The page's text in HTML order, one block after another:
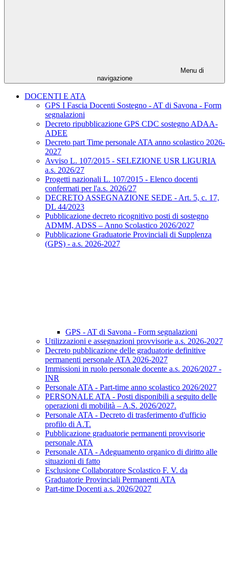
Menu di
navigazione
DOCENTI E ATA
GPS I Fascia Docenti Sostegno - AT di Savona - Form
segnalazioni
Decreto ripubblicazione GPS CDC sostegno ADAA-
ADEE
Decreto part Time personale ATA anno scolastico 2026-
2027
Avviso L. 107/2015 - SELEZIONE USR LIGURIA
a.s. 2026/27
Progetti nazionali L. 107/2015 - Elenco docenti
confermati per l'a.s. 2026/27
DECRETO ASSEGNAZIONE SEDE - Art. 5, c. 17,
DL 44/2023
Pubblicazione decreto ricognitivo posti di sostegno
ADMM, ADSS – Anno Scolastico 2026/2027
Pubblicazione Graduatorie Provinciali di Supplenza
(GPS) - a.s. 2026-2027
GPS - AT di Savona - Form segnalazioni
Utilizzazioni e assegnazioni provvisorie a.s. 2026-2027
Decreto pubblicazione delle graduatorie definitive
permanenti personale ATA 2026-2027
Immissioni in ruolo personale docente a.s. 2026/2027 -
INR
Personale ATA - Part-time anno scolastico 2026/2027
PERSONALE ATA - Posti disponibili a seguito delle
operazioni di mobilità – A.S. 2026/2027.
Personale ATA - Decreto di trasferimento d'ufficio
profilo di A.T.
Pubblicazione graduatorie permanenti provvisorie
personale ATA
Personale ATA - Adeguamento organico di diritto alle
situazioni di fatto
Esclusione Collaboratore Scolastico F. V. da
Graduatorie Provinciali Permanenti ATA
Part-time Docenti a.s. 2026/2027